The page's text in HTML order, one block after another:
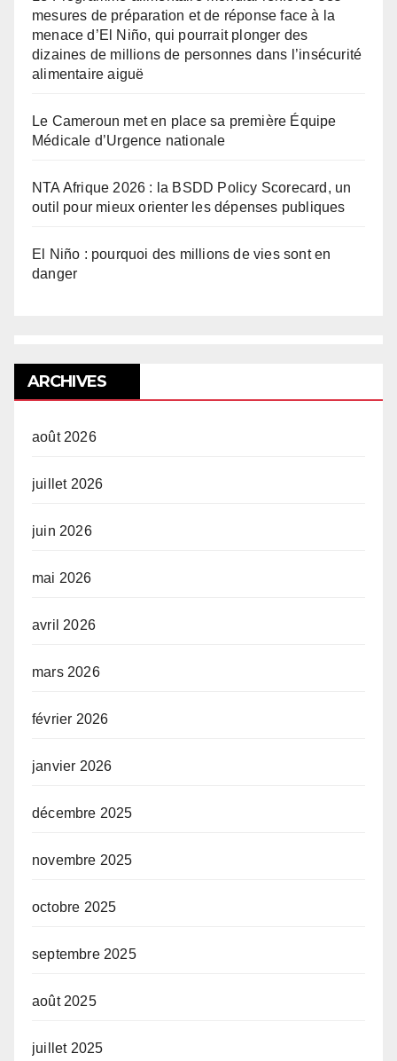
mesures de préparation et de réponse face à la
menace d’El Niño, qui pourrait plonger des
dizaines de millions de personnes dans l’insécurité
alimentaire aiguë
Le Cameroun met en place sa première Équipe
Médicale d’Urgence nationale
NTA Afrique 2026 : la BSDD Policy Scorecard, un
outil pour mieux orienter les dépenses publiques
El Niño : pourquoi des millions de vies sont en
danger
ARCHIVES
août 2026
juillet 2026
juin 2026
mai 2026
avril 2026
mars 2026
février 2026
janvier 2026
décembre 2025
novembre 2025
octobre 2025
septembre 2025
août 2025
juillet 2025